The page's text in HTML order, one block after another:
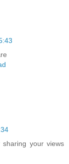
your views